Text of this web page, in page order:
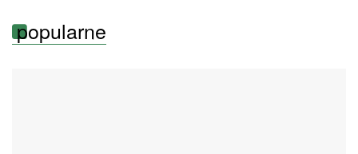
popularne